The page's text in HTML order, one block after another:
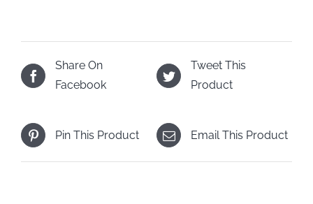
Share On
Facebook
Tweet This
Product
Pin This Product Email This Product